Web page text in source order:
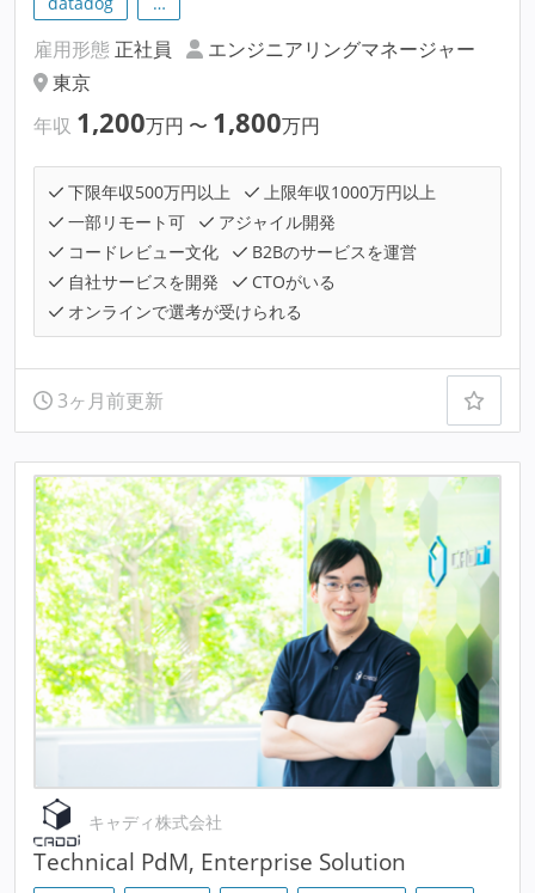
雇用形態 正社員
エンジニアリングマネージャー
東京
年収 1,200万円 〜 1,800万円
下限年収500万円以上
上限年収1000万円以上
一部リモート可
アジャイル開発
コードレビュー文化
B2Bのサービスを運営
自社サービスを開発
CTOがいる
オンラインで選考が受けられる
3ヶ月前更新
キャディ株式会社
Technical PdM, Enterprise Solution